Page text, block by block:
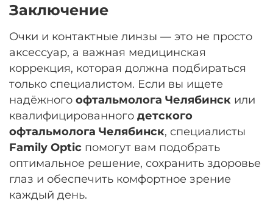
Заключение
Очки и контактные линзы — это не просто
аксессуар, а важная медицинская
коррекция, которая должна подбираться
только специалистом. Если вы ищете
надёжного офтальмолога Челябинск или
квалифицированного детского
офтальмолога Челябинск, специалисты
Family Optic помогут вам подобрать
оптимальное решение, сохранить здоровье
глаз и обеспечить комфортное зрение
каждый день.